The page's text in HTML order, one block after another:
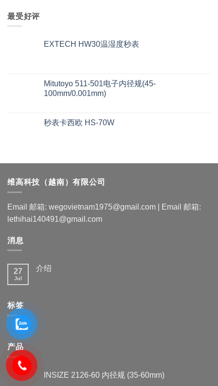
最受好评
EXTECH HW30温湿度秒表
Mitutoyo 511-501电子内径规(45-
100mm/0.001mm)
秒表卡西欧 HS-70W
维高科技（越南）有限公司
Email 邮箱: wegovietnam1975@gmail.com | Email 邮箱:
lethihai140491@gmail.com
消息
27
Jul
介绍
标签
产品
INSIZE 2126-60 内径规 (35-60mm)